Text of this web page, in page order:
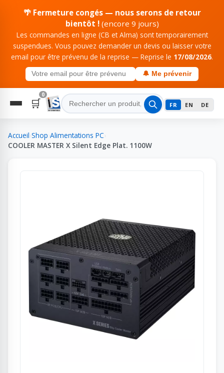
🌴 Fermeture congés — nous serons de retour
bientôt !(encore 9 jours)
Les commandes en ligne (CB et Alma) sont temporairement
suspendues. Vous pouvez demander un devis ou laisser votre
email pour être prévenu de la reprise — Reprise le 17/08/2026.
🔔 Me prévenir
🛒
0
FR EN DE
Accueil Shop Alimentations PC
COOLER MASTER X Silent Edge Plat. 1100W